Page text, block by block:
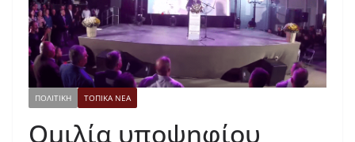
ΠΟΛΙΤΙΚΗ ΤΟΠΙΚΑ ΝΕΑ
Ομιλία υποψηφίου